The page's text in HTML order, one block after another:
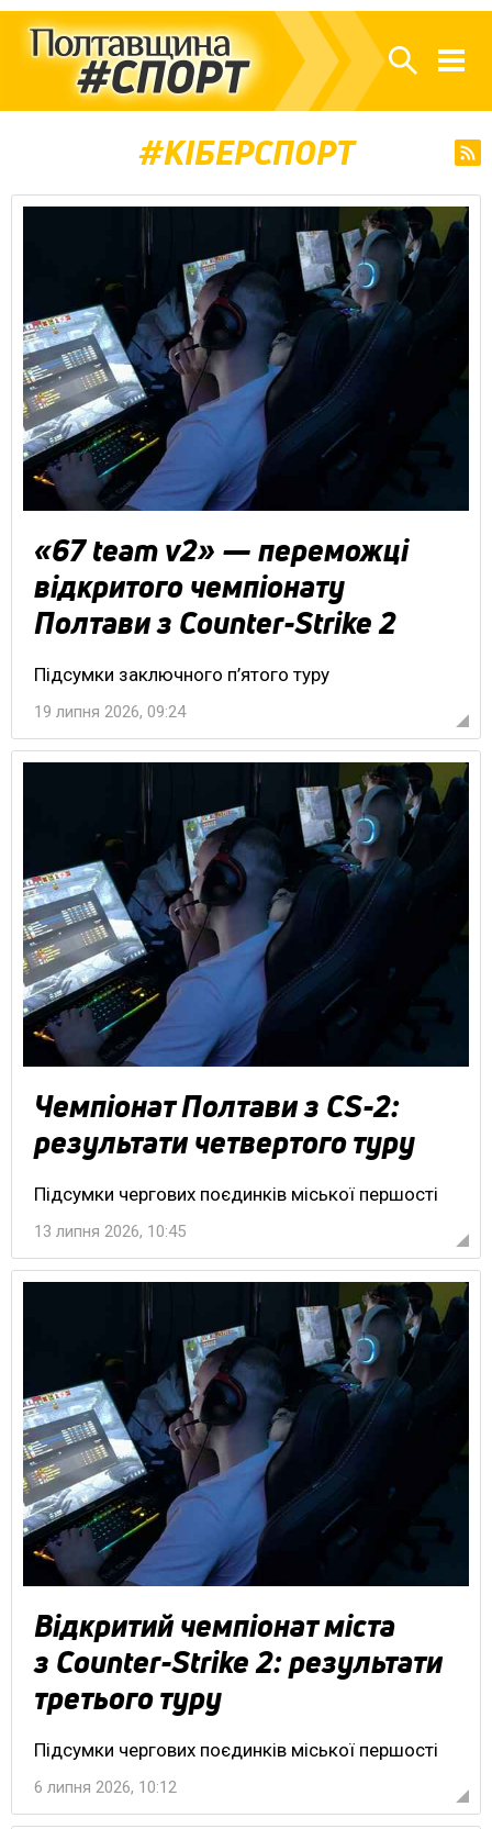
КІБЕРСПОРТ
«67 team v2» — переможці
відкритого чемпіонату
Полтави з Counter-Strike 2
Підсумки заключного п’ятого туру
19 липня 2026, 09:24
Чемпіонат Полтави з CS-2:
результати четвертого туру
Підсумки чергових поєдинків міської першості
13 липня 2026, 10:45
Відкритий чемпіонат міста
з Counter-Strike 2: результати
третього туру
Підсумки чергових поєдинків міської першості
6 липня 2026, 10:12